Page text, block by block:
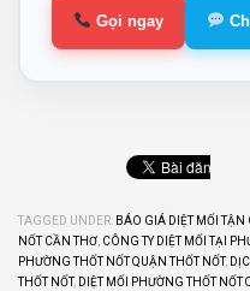
Gọi ngay
TAGGED UNDER: BÁO GIÁ DIỆT MỐI TẬN
NỐT CẦN THƠ CÔNG TY DIỆT MỐI TẠI
PHƯỜNG THỐT NỐT QUẬN THỐT NỐT,
THỐT NỐT, DIỆT MỐI PHƯỜNG THỐT NỐT